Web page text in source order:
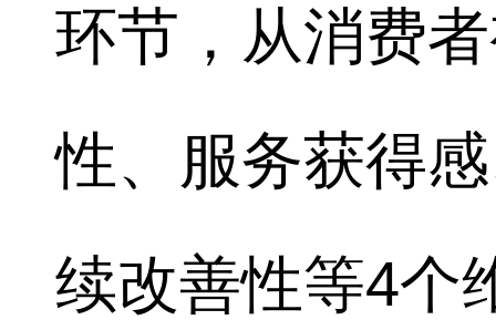
环节，从消费
性、服务获得
续改善性等4个